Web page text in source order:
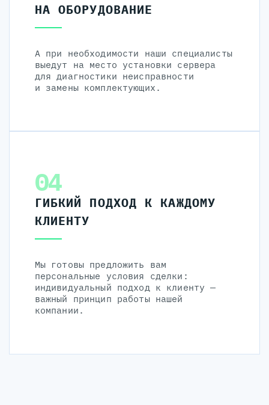
НА ОБОРУДОВАНИЕ
А при необходимости наши специалисты
выедут на место установки сервера
для диагностики неисправности
и замены комплектующих.
04
ГИБКИЙ ПОДХОД К КАЖДОМУ
КЛИЕНТУ
Мы готовы предложить вам
персональные условия сделки:
индивидуальный подход к клиенту —
важный принцип работы нашей
компании.